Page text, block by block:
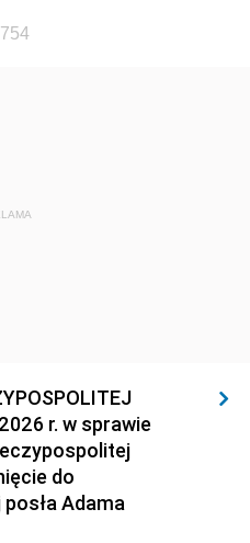
r. w sprawie
do
Adama